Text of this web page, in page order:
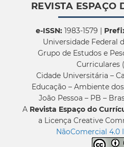
REVISTA ESPAÇO
e-ISSN:1983-1579 |
Universidade Federal
Grupo de Estudos e
Curriculares
Cidade Universitária –
Educação – Ambiente
João Pessoa – PB –
A Revista Espaço do
a Licença Creative
NãoComercial 4.0